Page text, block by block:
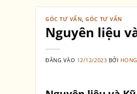
GÓC TƯ VẤN,GÓC TƯ VẤN
Nguyên liệu
ĐĂNG VÀO 12/12/2023 BỞI